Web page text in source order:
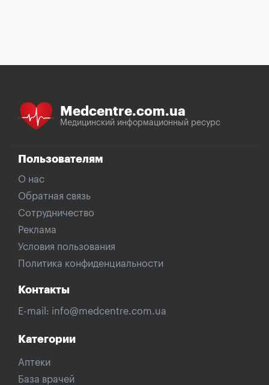
Medcentre.com.ua
Медицинский информационный ресурс
Пользователям
О нас
Обратная связь
Сотрудничество
Реклама
Условия пользования
Политика конфиденциальности
Контакты
E-mail: info@medcentre.com.ua
Категории
Аптеки
База врачей